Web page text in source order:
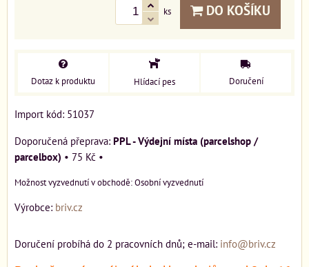
ks DO KOŠÍKU
Dotaz k produktu Hlídací pes Doručení
Import kód: 51037
PPL - Výdejní místa (parcelshop /
parcelbox) • 75 Kč •
Osobní vyzvednutí
Výrobce: briv.cz
Doručení probíhá do 2 pracovních dnů; e-mail: info@briv.cz